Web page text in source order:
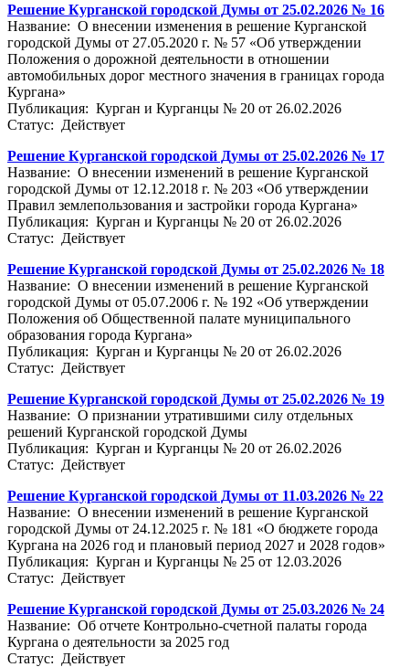
Решение Курганской городской Думы от 25.02.2026 № 16
Название: О внесении изменения в решение Курганской
городской Думы от 27.05.2020 г. № 57 «Об утверждении
Положения о дорожной деятельности в отношении
автомобильных дорог местного значения в границах города
Кургана»
Публикация: Курган и Курганцы № 20 от 26.02.2026
Статус: Действует
Решение Курганской городской Думы от 25.02.2026 № 17
Название: О внесении изменений в решение Курганской
городской Думы от 12.12.2018 г. № 203 «Об утверждении
Правил землепользования и застройки города Кургана»
Публикация: Курган и Курганцы № 20 от 26.02.2026
Статус: Действует
Решение Курганской городской Думы от 25.02.2026 № 18
Название: О внесении изменений в решение Курганской
городской Думы от 05.07.2006 г. № 192 «Об утверждении
Положения об Общественной палате муниципального
образования города Кургана»
Публикация: Курган и Курганцы № 20 от 26.02.2026
Статус: Действует
Решение Курганской городской Думы от 25.02.2026 № 19
Название: О признании утратившими силу отдельных
решений Курганской городской Думы
Публикация: Курган и Курганцы № 20 от 26.02.2026
Статус: Действует
Решение Курганской городской Думы от 11.03.2026 № 22
Название: О внесении изменений в решение Курганской
городской Думы от 24.12.2025 г. № 181 «О бюджете города
Кургана на 2026 год и плановый период 2027 и 2028 годов»
Публикация: Курган и Курганцы № 25 от 12.03.2026
Статус: Действует
Решение Курганской городской Думы от 25.03.2026 № 24
Название: Об отчете Контрольно-счетной палаты города
Кургана о деятельности за 2025 год
Статус: Действует